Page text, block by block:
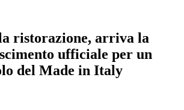
ristorazione, arriva la
ufficiale per un
del Made in Italy